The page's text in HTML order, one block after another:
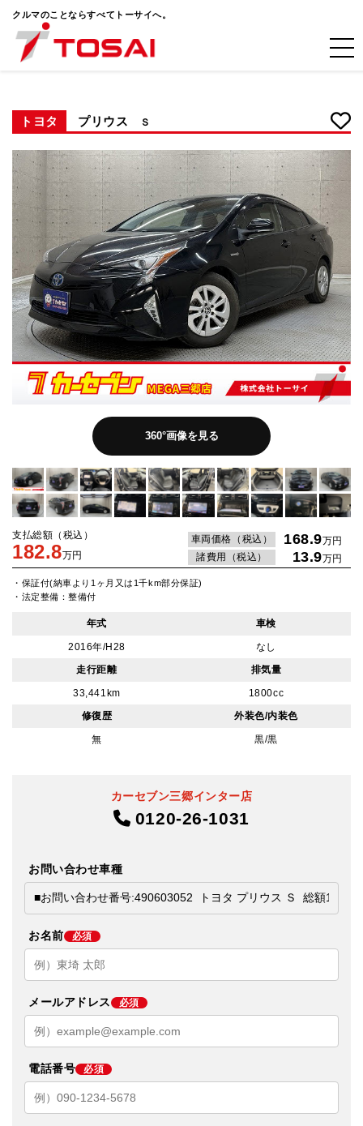
クルマのことならすべてトーサイへ。
トヨタ プリウス Ｓ
360°画像を見る
支払総額（税込）
182.8万円
車両価格（税込） 168.9万円
諸費用（税込）
13.9万円
・保証付(納車より1ヶ月又は1千km部分保証)
・法定整備：整備付
年式 車検
2016年/H28
なし
走行距離
排気量
33,441km
1800cc
修復歴
外装色/内装色
無 黒/黒
カーセブン三郷インター店
0120-26-1031
お問い合わせ車種
お名前 必須
メールアドレス 必須
電話番号 必須